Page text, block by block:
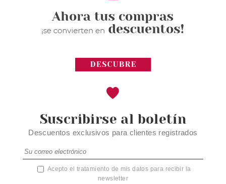
Suscribirse al boletín
Descuentos exclusivos para clientes registrados
Acepto el tratamiento de mis datos para recibir la
newsletter